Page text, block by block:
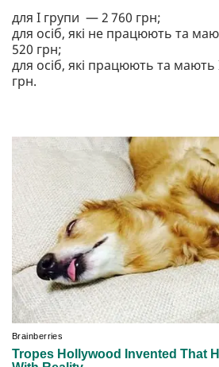
для I групи — 2 760 грн;
для осіб, які не працюють та
520 грн;
для осіб, які працюють та
грн.